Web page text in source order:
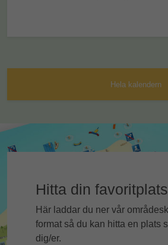
Hela kalendern
Hitta din
Här laddar du ner vår
format så du kan hitta en plats
dig/er.